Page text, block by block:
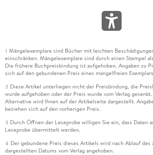
1 Mängelexemplare sind Bücher mit leichten
einschränken. Mängelexemplare sind durch einen Stempel
Die frühere Buchpreisbindung ist aufgehoben. Angaben zu
sich auf den gebundenen Preis eines mangelfreien
2 Diese Artikel unterliegen nicht der Preisbindung, die
wurde aufgehoben oder der Preis wurde vom Verlag
Alternative wird Ihnen auf der Artikelseite dargestellt.
beziehen sich auf den vorherigen Preis.
3 Durch Öffnen der Leseprobe willigen Sie ein, dass Daten
Leseprobe übermittelt werden.
4 Der gebundene Preis dieses Artikels wird nach Ablauf
dargestellten Datums vom Verlag angehoben.